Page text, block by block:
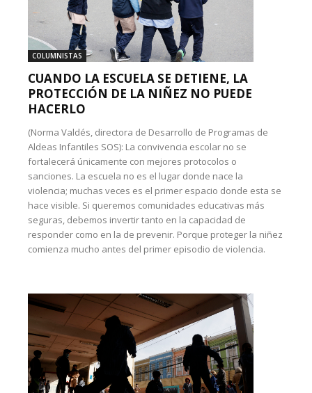
COLUMNISTAS
CUANDO LA ESCUELA SE DETIENE, LA
PROTECCIÓN DE LA NIÑEZ NO PUEDE
HACERLO
(Norma Valdés, directora de Desarrollo de Programas de
Aldeas Infantiles SOS): La convivencia escolar no se
fortalecerá únicamente con mejores protocolos o
sanciones. La escuela no es el lugar donde nace la
violencia; muchas veces es el primer espacio donde esta se
hace visible. Si queremos comunidades educativas más
seguras, debemos invertir tanto en la capacidad de
responder como en la de prevenir. Porque proteger la niñez
comienza mucho antes del primer episodio de violencia.